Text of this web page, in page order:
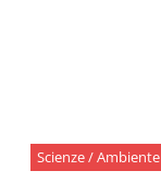
Scienze / Ambiente